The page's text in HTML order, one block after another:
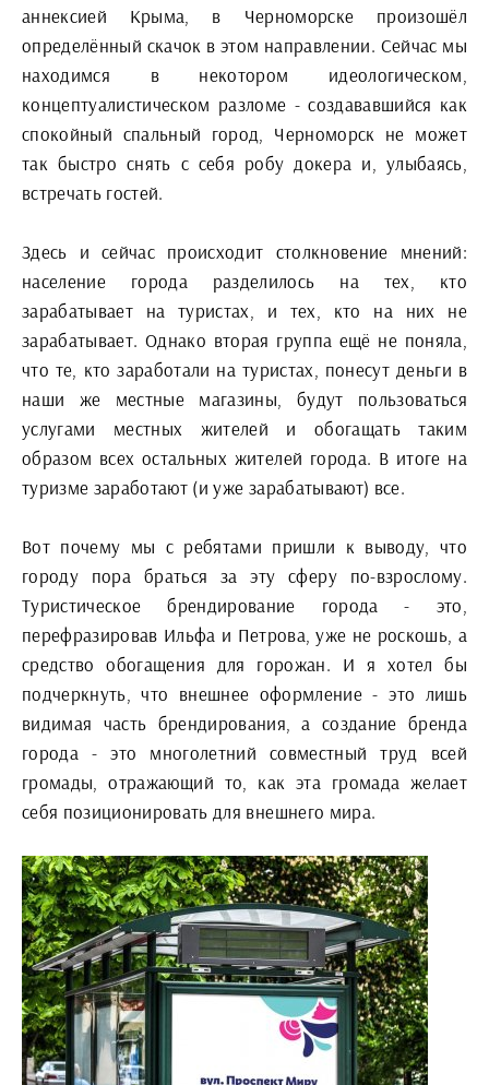
аннексией Крыма, в Черноморске произошёл
определённый скачок в этом направлении. Сейчас мы
находимся в некотором идеологическом,
концептуалистическом разломе - создававшийся как
спокойный спальный город, Черноморск не может
так быстро снять с себя робу докера и, улыбаясь,
встречать гостей.
Здесь и сейчас происходит столкновение мнений:
население города разделилось на тех, кто
зарабатывает на туристах, и тех, кто на них не
зарабатывает. Однако вторая группа ещё не поняла,
что те, кто заработали на туристах, понесут деньги в
наши же местные магазины, будут пользоваться
услугами местных жителей и обогащать таким
образом всех остальных жителей города. В итоге на
туризме заработают (и уже зарабатывают) все.
Вот почему мы с ребятами пришли к выводу, что
городу пора браться за эту сферу по-взрослому.
Туристическое брендирование города - это,
перефразировав Ильфа и Петрова, уже не роскошь, а
средство обогащения для горожан. И я хотел бы
подчеркнуть, что внешнее оформление - это лишь
видимая часть брендирования, а создание бренда
города - это многолетний совместный труд всей
громады, отражающий то, как эта громада желает
себя позиционировать для внешнего мира.